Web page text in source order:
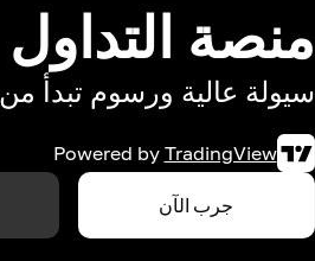
منصة التداول
سيولة عالية ورسوم تبدأ من 0.04% فقط
Powered by TradingView
جرب الآن